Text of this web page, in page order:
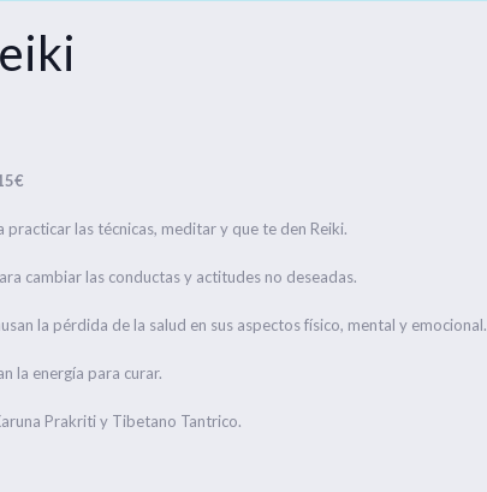
practicar las técnicas, meditar y que te den Reiki.
cambiar las conductas y actitudes no deseadas.
la pérdida de la salud en sus aspectos físico, mental y emocional.
la energía para curar.
Prakriti y Tibetano Tantrico.